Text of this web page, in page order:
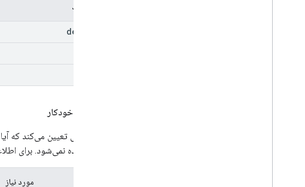
طرح رنگ
default
تابع داده خودکار
این ویژگی تعیین می‌کند که آیا One tap نمایش داده شود یا خیر. مقدار پیش‌فرض
نمایش داده نمی‌شود. برای
مورد نیاز